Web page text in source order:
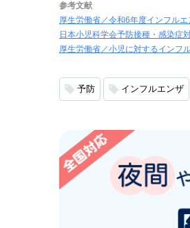
参考文献
厚生労働省／令和6年度インフルエ
日本小児科学会予防接種・感染症
厚生労働省／小児に対するインフ
予防 インフルエンザ